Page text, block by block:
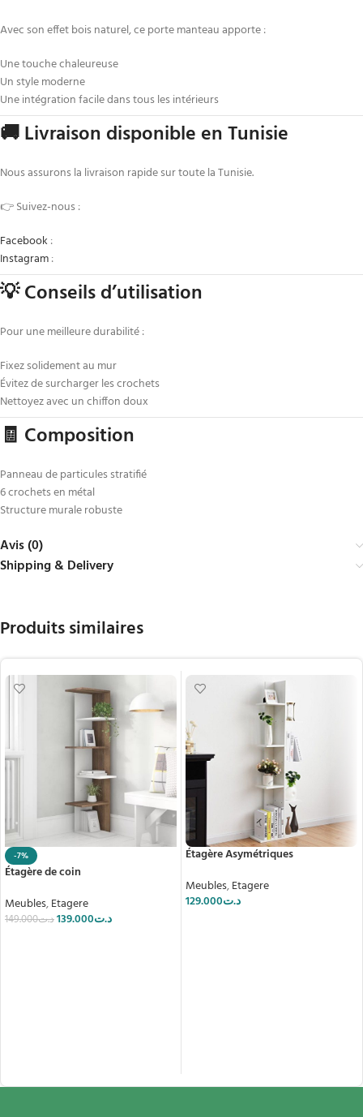
Avec son effet bois naturel, ce porte manteau apporte :
Une touche chaleureuse
Un style moderne
Une intégration facile dans tous les intérieurs
🚚 Livraison disponible en Tunisie
Nous assurons la livraison rapide sur toute la Tunisie.
👉 Suivez-nous :
Facebook:
Instagram:
💡 Conseils d’utilisation
Pour une meilleure durabilité :
Fixez solidement au mur
Évitez de surcharger les crochets
Nettoyez avec un chiffon doux
🧾 Composition
Panneau de particules stratifié
6 crochets en métal
Structure murale robuste
Avis (0)
Shipping & Delivery
Produits similaires
-7%
Étagère de coin
Meubles,Etagere
د.ت149.000 د.ت139.000
Étagère Asymétriques
Meubles,Etagere
د.ت129.000